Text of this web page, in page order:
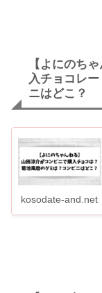
【よにのち
入チョコレ
ニはどこ？
kosodate-and.net